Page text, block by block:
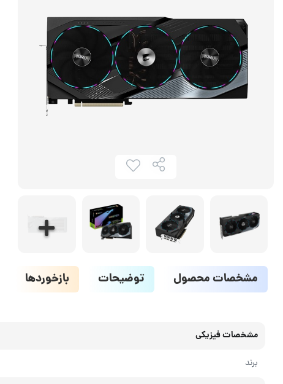
مشخصات محصول توضیحات بازخوردها
مشخصات فیزیکی
برند